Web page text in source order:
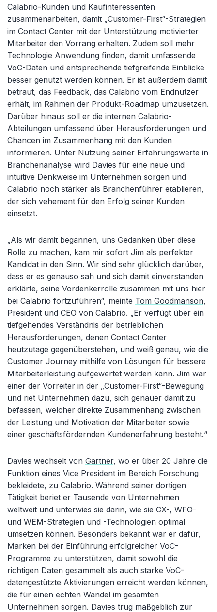
Calabrio-Kunden und Kaufinteressenten
zusammenarbeiten, damit „Customer-First“-Strategien
im Contact Center mit der Unterstützung motivierter
Mitarbeiter den Vorrang erhalten. Zudem soll mehr
Technologie Anwendung finden, damit umfassende
VoC-Daten und entsprechende tiefgreifende Einblicke
besser genutzt werden können. Er ist außerdem damit
betraut, das Feedback, das Calabrio vom Endnutzer
erhält, im Rahmen der Produkt-Roadmap umzusetzen.
Darüber hinaus soll er die internen Calabrio-
Abteilungen umfassend über Herausforderungen und
Chancen im Zusammenhang mit den Kunden
informieren. Unter Nutzung seiner Erfahrungswerte in
Branchenanalyse wird Davies für eine neue und
intuitive Denkweise im Unternehmen sorgen und
Calabrio noch stärker als Branchenführer etablieren,
der sich vehement für den Erfolg seiner Kunden
einsetzt.
„Als wir damit begannen, uns Gedanken über diese
Rolle zu machen, kam mir sofort Jim als perfekter
Kandidat in den Sinn. Wir sind sehr glücklich darüber,
dass er es genauso sah und sich damit einverstanden
erklärte, seine Vordenkerrolle zusammen mit uns hier
bei Calabrio fortzuführen“, meinte Tom Goodmanson,
President und CEO von Calabrio. „Er verfügt über ein
tiefgehendes Verständnis der betrieblichen
Herausforderungen, denen Contact Center
heutzutage gegenüberstehen, und weiß genau, wie die
Customer Journey mithilfe von Lösungen für bessere
Mitarbeiterleistung aufgewertet werden kann. Jim war
einer der Vorreiter in der „Customer-First“-Bewegung
und riet Unternehmen dazu, sich genauer damit zu
befassen, welcher direkte Zusammenhang zwischen
der Leistung und Motivation der Mitarbeiter sowie
einer geschäftsfördernden Kundenerfahrung besteht.“
Davies wechselt von Gartner, wo er über 20 Jahre die
Funktion eines Vice President im Bereich Forschung
bekleidete, zu Calabrio. Während seiner dortigen
Tätigkeit beriet er Tausende von Unternehmen
weltweit und unterwies sie darin, wie sie CX-, WFO-
und WEM-Strategien und -Technologien optimal
umsetzen können. Besonders bekannt war er dafür,
Marken bei der Einführung erfolgreicher VoC-
Programme zu unterstützen, damit sowohl die
richtigen Daten gesammelt als auch starke VoC-
datengestützte Aktivierungen erreicht werden können,
die für einen echten Wandel im gesamten
Unternehmen sorgen. Davies trug maßgeblich zur